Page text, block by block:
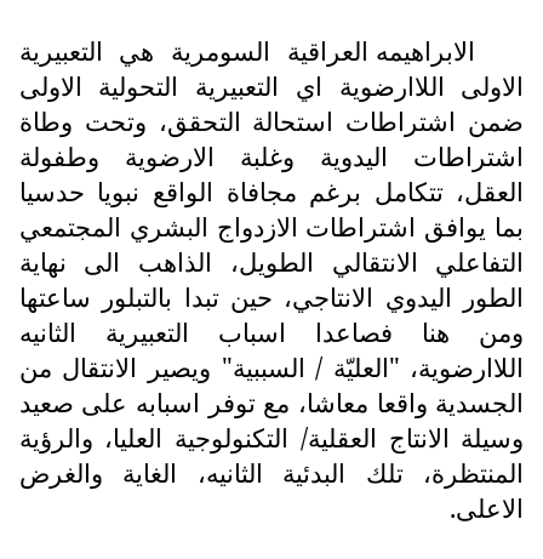
الابراهيمه العراقية السومرية هي التعبيرية
الاولى اللاارضوية اي التعبيرية التحولية الاولى
ضمن اشتراطات استحالة التحقق، وتحت وطاة
اشتراطات اليدوية وغلبة الارضوية وطفولة
العقل، تتكامل برغم مجافاة الواقع نبويا حدسيا
بما يوافق اشتراطات الازدواج البشري المجتمعي
التفاعلي الانتقالي الطويل، الذاهب الى نهاية
الطور اليدوي الانتاجي، حين تبدا بالتبلور ساعتها
ومن هنا فصاعدا اسباب التعبيرية الثانيه
اللاارضوية، "العليّة / السببية" ويصير الانتقال من
الجسدية واقعا معاشا، مع توفر اسبابه على صعيد
وسيلة الانتاج العقلية/ التكنولوجية العليا، والرؤية
المنتظرة، تلك البدئية الثانيه، الغاية والغرض
الاعلى.